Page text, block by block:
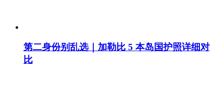
第二身份别乱选｜加勒比 5 本岛国护照详细对
比